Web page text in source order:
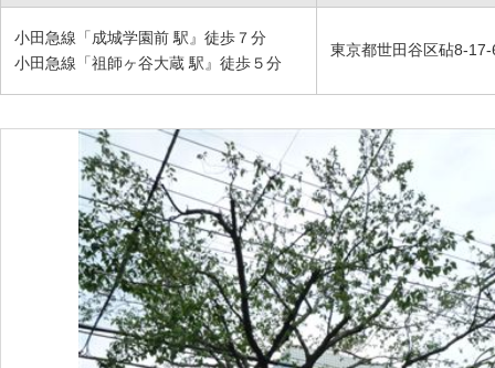
小田急線「成城学園前 駅』徒歩７分
小田急線「祖師ヶ谷大蔵 駅』徒歩５分
東京都世田谷区砧8-17-